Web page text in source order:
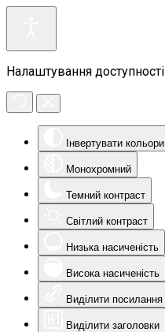
Налаштування доступності
Інвертувати кольори
Монохромний
Темний контраст
Світлий контраст
Низька насиченість
Висока насиченість
Виділити посилання
Виділити заголовки